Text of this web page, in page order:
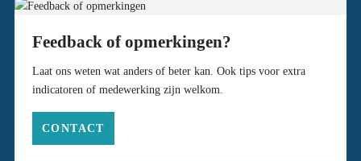
Feedback of opmerkingen?
Laat ons weten wat anders of beter kan. Ook tips voor extra
indicatoren of medewerking zijn welkom.
CONTACT